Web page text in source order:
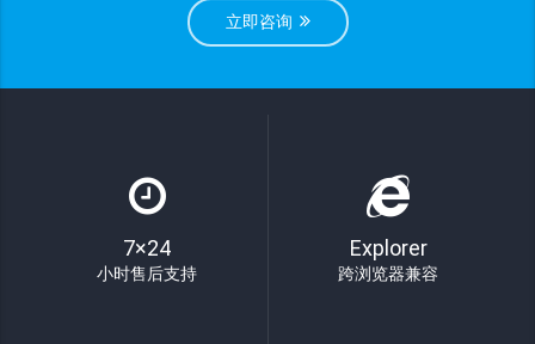
立即咨询
7×24
小时售后支持
Explorer
跨浏览器兼容